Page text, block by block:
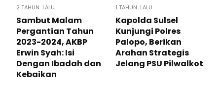
2 TAHUN LALU
Sambut Malam
Pergantian Tahun
2023-2024, AKBP
Erwin Syah: Isi
Dengan Ibadah dan
Kebaikan
1 TAHUN LALU
Kapolda Sulsel
Kunjungi Polres
Palopo, Berikan
Arahan Strategis
Jelang PSU Pilwalkot